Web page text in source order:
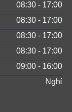
08:30 - 17:00
08:30 - 17:00
08:30 - 17:00
08:30 - 17:00
09:00 - 16:00
Nghỉ